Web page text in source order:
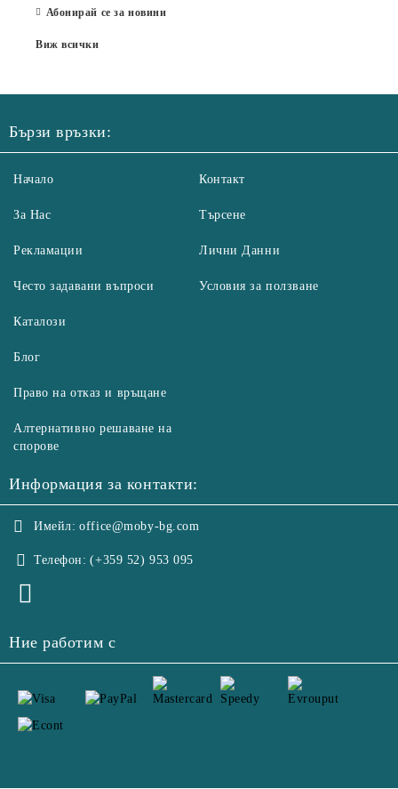
Абонирай се за новини
Виж всички
Бързи връзки:
Начало
За Нас
Рекламации
Често задавани въпроси
Контакт
Търсене
Лични Данни
Условия за ползване
Каталози
Блог
Право на отказ и връщане
Алтернативно решаване на
спорове
Информация за контакти:
Имейл: office@moby-bg.com
Телефон: (+359 52) 953 095
Ние работим с